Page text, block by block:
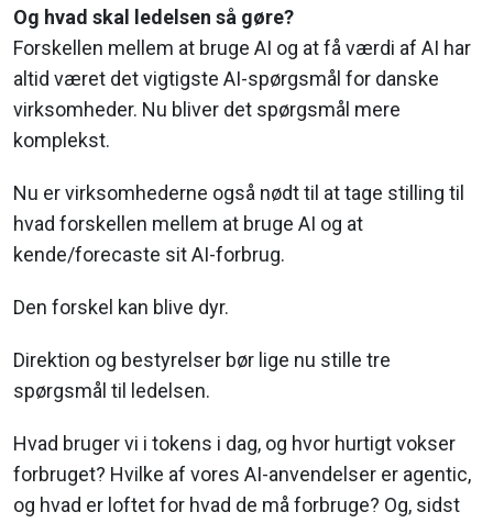
Og hvad skal ledelsen så gøre?
Forskellen mellem at bruge AI og at få værdi af AI har
altid været det vigtigste AI-spørgsmål for danske
virksomheder. Nu bliver det spørgsmål mere
komplekst.
Nu er virksomhederne også nødt til at tage stilling til
hvad forskellen mellem at bruge AI og at
kende/forecaste sit AI-forbrug.
Den forskel kan blive dyr.
Direktion og bestyrelser bør lige nu stille tre
spørgsmål til ledelsen.
Hvad bruger vi i tokens i dag, og hvor hurtigt vokser
forbruget? Hvilke af vores AI-anvendelser er agentic,
og hvad er loftet for hvad de må forbruge? Og, sidst